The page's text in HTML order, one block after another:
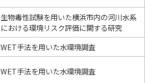
生物毒性試験を用いた横浜市内の河川水系
における環境リスク評価に関する研究
WET手法を用いた水環境調査
WET手法を用いた水環境調査